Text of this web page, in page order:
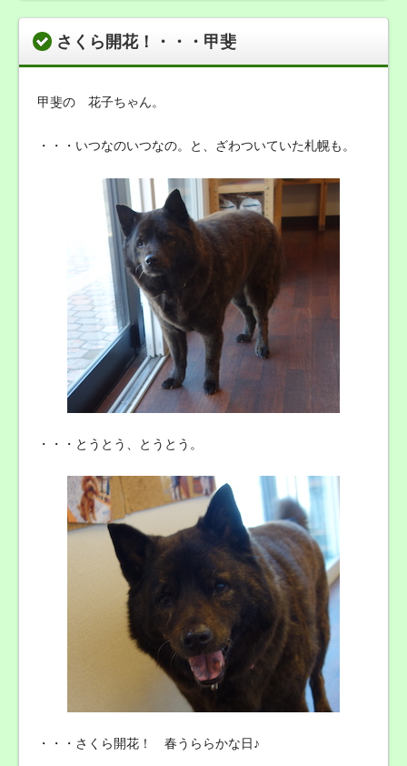
さくら開花！・・・甲斐
甲斐の 花子ちゃん。
・・・いつなのいつなの。と、ざわついていた札幌も。
・・・とうとう、とうとう。
・・・さくら開花！ 春うららかな日♪